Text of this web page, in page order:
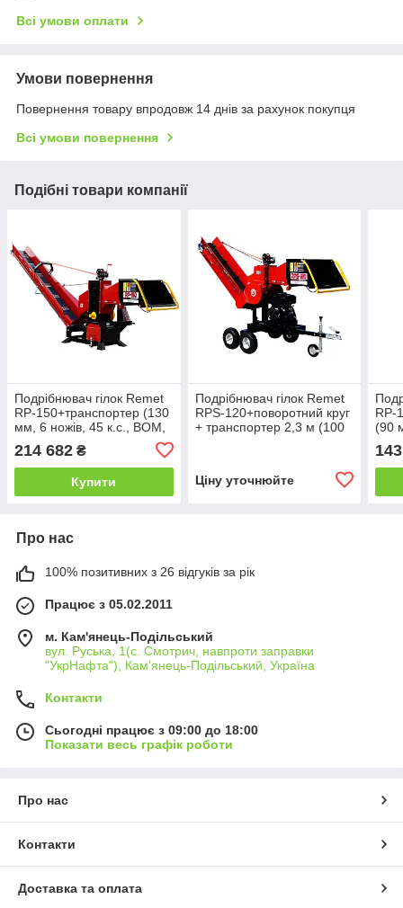
Всі умови оплати
Умови повернення
Повернення товару впродовж 14 днів за рахунок покупця
Всі умови повернення
Подібні товари компанії
Подрібнювач гілок Remet
RP-150+транспортер (130
мм, 6 ножів, 45 к.с., BOM,
214 682 ₴
Купити
Подрібнювач гілок Remet
RPS-120+поворотний круг
+ транспортер 2,3 м (100
Ціну уточнюйте
RP-
(90
Про нас
100% позитивних з 26 відгуків за рік
Працює з 05.02.2011
м. Кам'янець-Подільський
вул. Руська, 1(с. Смотрич, навпроти заправки
"УкрНафта"), Кам'янець-Подільський, Україна
Контакти
Сьогодні працює з 09:00 до 18:00
Показати весь графік роботи
Про нас
Контакти
Доставка та оплата